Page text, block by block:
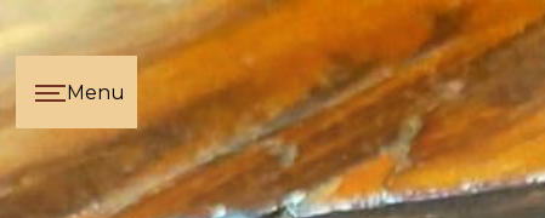
Panneau de gestion des cookies
Menu